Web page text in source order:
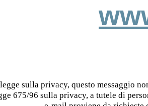
sulla privacy, questo messaggio
675/96 sulla privacy, a tutele di